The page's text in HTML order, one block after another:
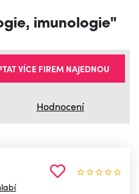
imunologie"
Hodnocení
VÍCE FIREM NAJEDNOU